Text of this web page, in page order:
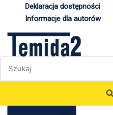
Deklaracja dostępności
Informacje dla autorów